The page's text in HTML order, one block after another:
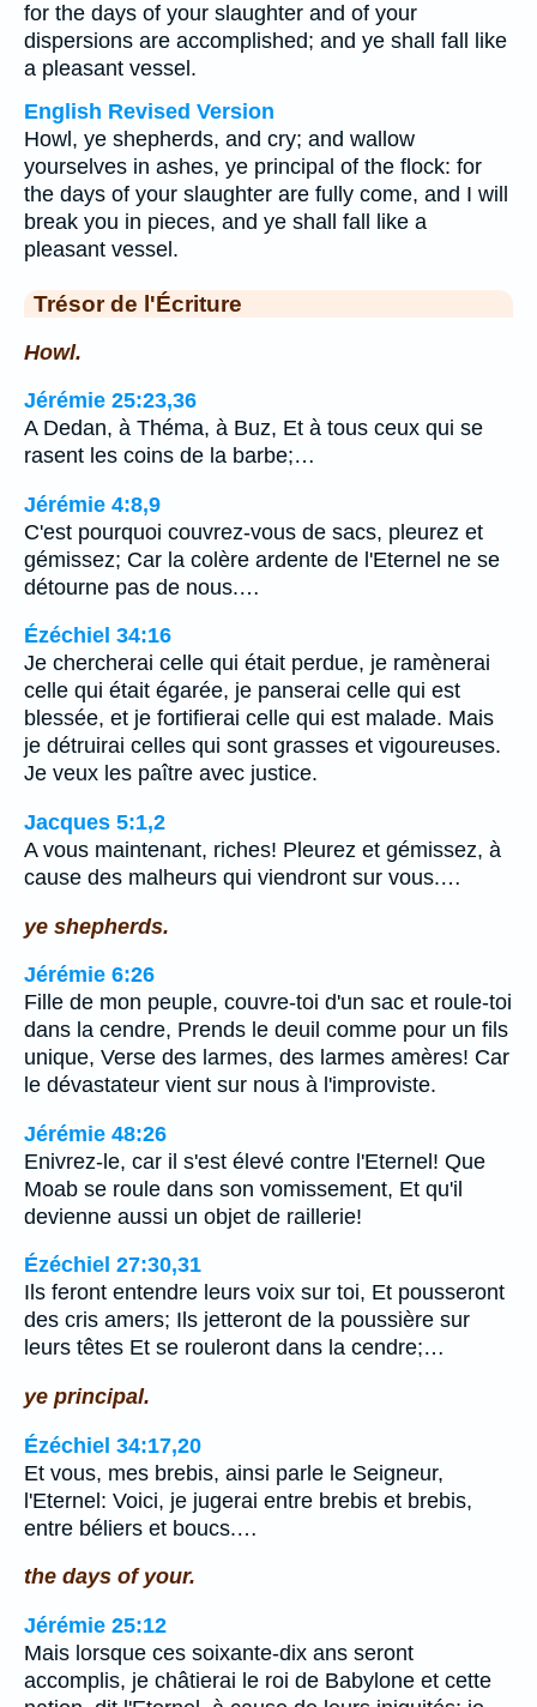
for the days of your slaughter and of your
dispersions are accomplished; and ye shall fall like
a pleasant vessel.
English Revised Version
Howl, ye shepherds, and cry; and wallow
yourselves in ashes, ye principal of the flock: for
the days of your slaughter are fully come, and I will
break you in pieces, and ye shall fall like a
pleasant vessel.
Trésor de l'Écriture
Howl.
Jérémie 25:23,36
A Dedan, à Théma, à Buz, Et à tous ceux qui se
rasent les coins de la barbe;…
Jérémie 4:8,9
C'est pourquoi couvrez-vous de sacs, pleurez et
gémissez; Car la colère ardente de l'Eternel ne se
détourne pas de nous.…
Ézéchiel 34:16
Je chercherai celle qui était perdue, je ramènerai
celle qui était égarée, je panserai celle qui est
blessée, et je fortifierai celle qui est malade. Mais
je détruirai celles qui sont grasses et vigoureuses.
Je veux les paître avec justice.
Jacques 5:1,2
A vous maintenant, riches! Pleurez et gémissez, à
cause des malheurs qui viendront sur vous.…
ye shepherds.
Jérémie 6:26
Fille de mon peuple, couvre-toi d'un sac et roule-toi
dans la cendre, Prends le deuil comme pour un fils
unique, Verse des larmes, des larmes amères! Car
le dévastateur vient sur nous à l'improviste.
Jérémie 48:26
Enivrez-le, car il s'est élevé contre l'Eternel! Que
Moab se roule dans son vomissement, Et qu'il
devienne aussi un objet de raillerie!
Ézéchiel 27:30,31
Ils feront entendre leurs voix sur toi, Et pousseront
des cris amers; Ils jetteront de la poussière sur
leurs têtes Et se rouleront dans la cendre;…
ye principal.
Ézéchiel 34:17,20
Et vous, mes brebis, ainsi parle le Seigneur,
l'Eternel: Voici, je jugerai entre brebis et brebis,
entre béliers et boucs.…
the days of your.
Jérémie 25:12
Mais lorsque ces soixante-dix ans seront
accomplis, je châtierai le roi de Babylone et cette